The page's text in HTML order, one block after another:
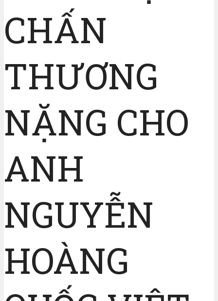
CHẤN
THƯƠNG
NẶNG CHO
ANH
NGUYỄN
HOÀNG